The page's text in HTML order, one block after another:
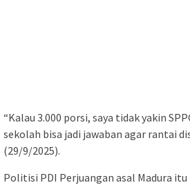
“Kalau 3.000 porsi, saya tidak yakin
sekolah bisa jadi jawaban agar rantai
(29/9/2025).
Politisi PDI Perjuangan asal Madura